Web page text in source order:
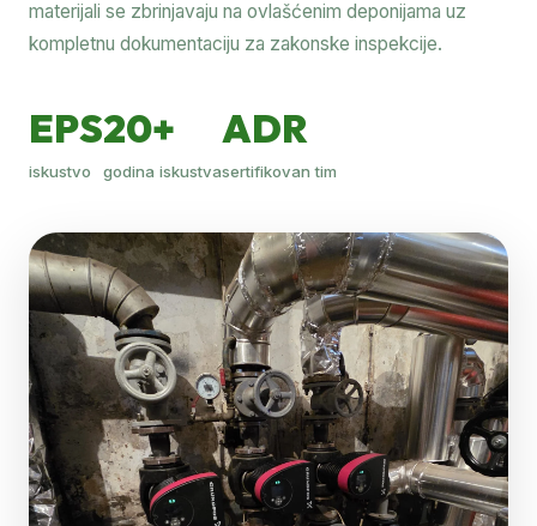
materijali se zbrinjavaju na ovlašćenim deponijama uz
kompletnu dokumentaciju za zakonske inspekcije.
EPS
iskustvo
20+
godina iskustva
ADR
sertifikovan tim